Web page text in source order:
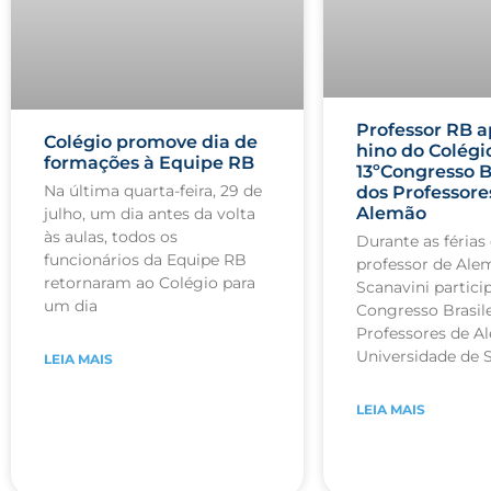
Colégio promove dia de
formações à Equipe RB
Na última quarta-feira, 29 de
julho, um dia antes da volta
às aulas, todos os
funcionários da Equipe RB
retornaram ao Colégio para
um dia
LEIA MAIS
Professor RB
hino do
13ºCongresso
dos
Alemão
Durante as férias
professor de
Scanavini
Congresso
Professores de
Universidade de
LEIA MAIS